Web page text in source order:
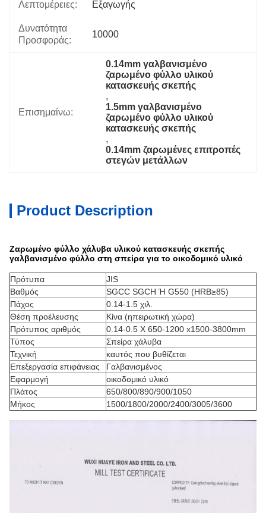
Λεπτομέρειες: Εξαγωγής
Δυνατότητα
Προσφοράς:
10000
Επισημαίνω:
0.14mm γαλβανισμένο
ζαρωμένο φύλλο υλικού
κατασκευής σκεπής
,
1.5mm γαλβανισμένο
ζαρωμένο φύλλο υλικού
κατασκευής σκεπής
,
0.14mm ζαρωμένες επιτροπές
στεγών μετάλλων
Product Description
Ζαρωμένο φύλλο χάλυβα υλικού κατασκευής σκεπής
γαλβανισμένο φύλλο στη σπείρα για το οικοδομικό υλικό
Πρότυπα
JIS
Βαθμός
SGCC SGCH Ή G550 (HRB≥85)
Πάχος
0.14-1.5 χιλ.
Θέση προέλευσης
Κίνα (ηπειρωτική χώρα)
Πρότυπος αριθμός
0.14-0.5 X 650-1200 x1500-3800mm
Τύπος
Σπείρα χάλυβα
Τεχνική
καυτός που βυθίζεται
Επεξεργασία επιφάνειας
Γαλβανισμένος
Εφαρμογή
οικοδομικό υλικό
Πλάτος
650/800/890/900/1050
Μήκος
1500/1800/2000/2400/3005/3600